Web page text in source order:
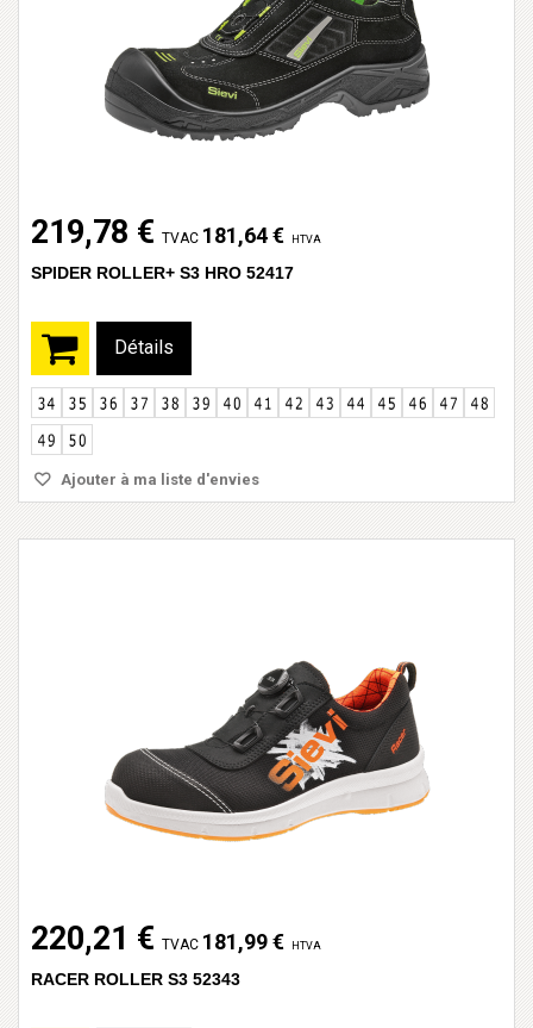
219,78 € TVAC 181,64 € HTVA
SPIDER ROLLER+ S3 HRO 52417
Détails
Ajouter à ma liste d'envies
220,21 € TVAC 181,99 € HTVA
RACER ROLLER S3 52343